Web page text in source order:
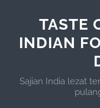
TASTE
INDIAN
Sajian India lezat